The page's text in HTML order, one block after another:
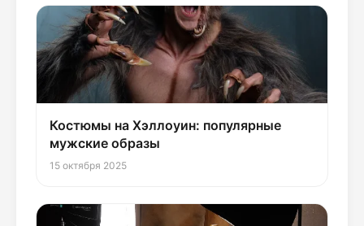
Костюмы на Хэллоуин: популярные
мужские образы
15 октября 2025